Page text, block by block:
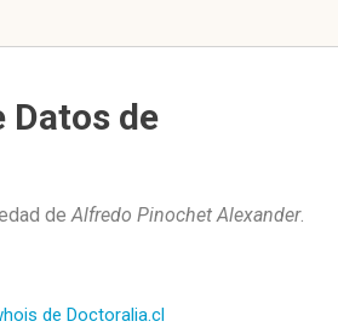
Datos de
deAlfredo Pinochet Alexander.
de Doctoralia.cl